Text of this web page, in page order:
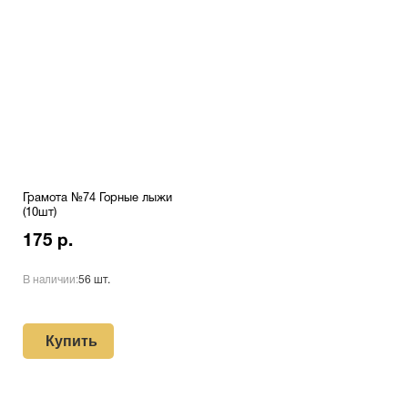
Грамота №74 Горные лыжи
(10шт)
175 р.
В наличии:56 шт.
Купить